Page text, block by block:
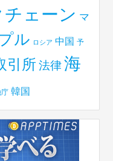
ェーン マ
ル ロシア 中国 予
引所 法律 海
庁 韓国